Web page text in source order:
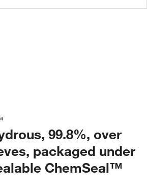
99.8%, over
packaged under
ChemSeal™